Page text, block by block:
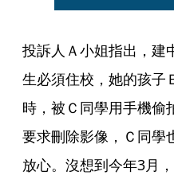
投訴人Ａ小姐指出，建
生必須住校，她的孩子
時，被Ｃ同學用手機偷
要求刪除影像，Ｃ同學
放心。沒想到今年3月